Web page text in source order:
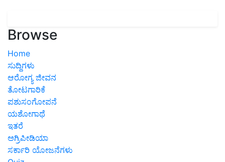
Browse
Home
ಸುದ್ದಿಗಳು
ಆರೋಗ್ಯ ಜೀವನ
ತೋಟಗಾರಿಕೆ
ಪಶುಸಂಗೋಪನೆ
ಯಶೋಗಾಥೆ
ಇತರೆ
ಅಗ್ರಿಪೀಡಿಯಾ
ಸರ್ಕಾರಿ ಯೋಜನೆಗಳು